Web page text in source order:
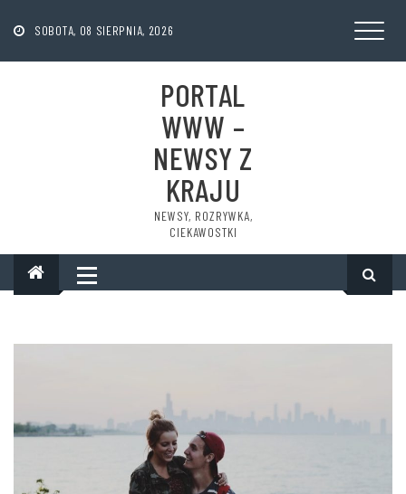
contentSOBOTA, 08 SIERPNIA, 2026
PORTAL
WWW –
NEWSY Z
KRAJU
NEWSY, ROZRYWKA,
CIEKAWOSTKI